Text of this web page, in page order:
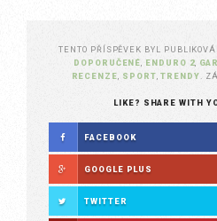
TENTO PŘÍSPĚVEK BYL
DOPORUČENÉ, ENDURO 2,
RECENZE, SPORT,TRENDY.
LIKE? SHARE WITH
FACEBOOK
GOOGLE PLUS
TWITTER